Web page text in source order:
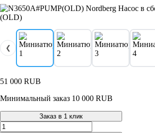
❮
51 000 RUB
Минимальный заказ 10 000 RUB
Заказ в 1 клик
Количество